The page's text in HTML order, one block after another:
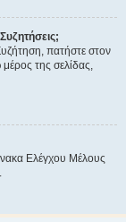
πατήστε στον
της σελίδας,
Ελέγχου Μέλους